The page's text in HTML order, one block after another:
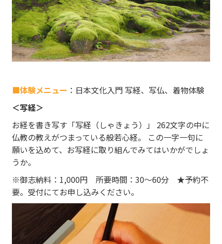
■体験メニュー ：日本文化入門 写経、写仏、着物体験
＜写経＞
お経を書き写す「写経（しゃきょう）」 262文字の中に
仏教の教えがつまっている般若心経。 この一字一句に
願いを込めて、お写経に取り組んでみてはいかがでしょ
うか。
※御志納料：1,000円 所要時間：30～60分 ★予約不
要。受付にてお申し込みください。